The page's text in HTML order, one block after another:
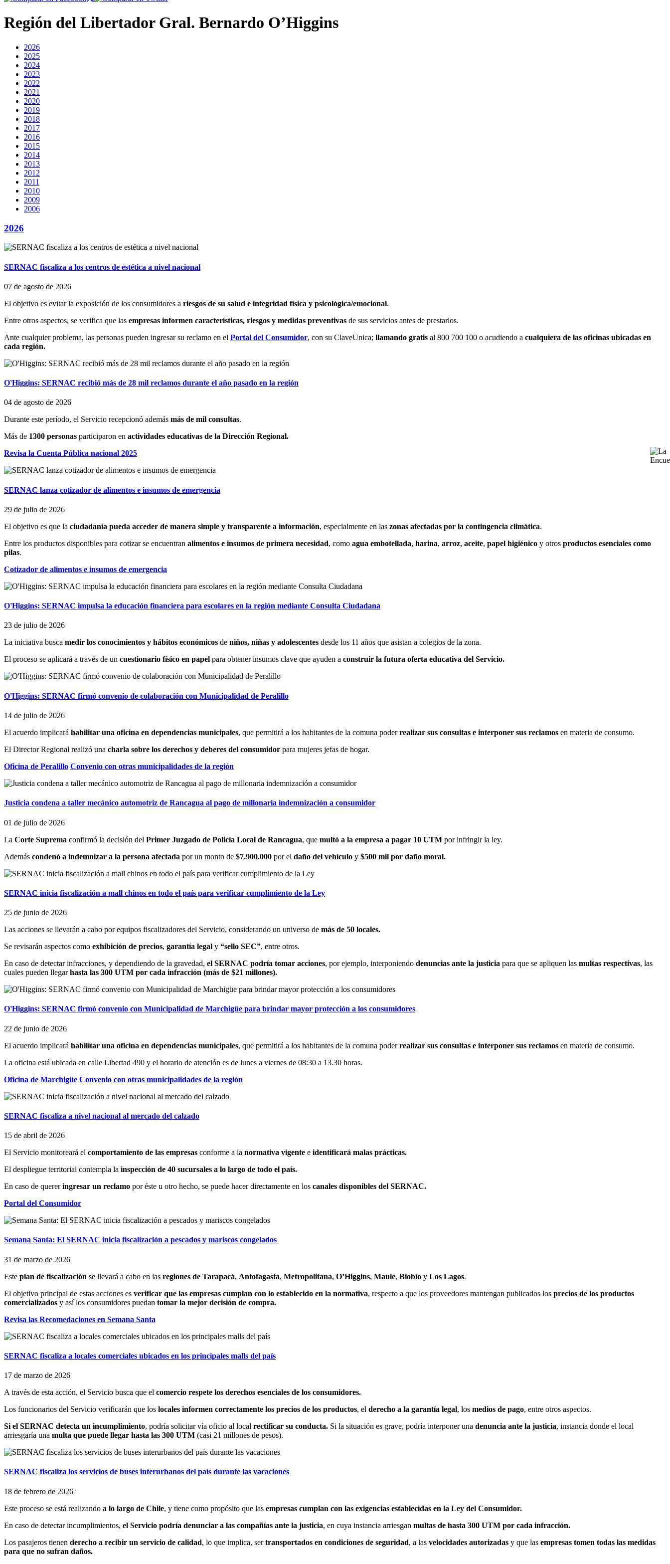
Región del Libertador Gral. Bernardo O’Higgins
2026
2025
2024
2023
2022
2021
2020
2019
2018
2017
2016
2015
2014
2013
2012
2011
2010
2009
2006
2026
SERNAC fiscaliza a los centros de estética a nivel nacional
07 de agosto de 2026
El objetivo es evitar la exposición de los consumidores a riesgos de su salud e integridad física y psicológica/emocional.
Entre otros aspectos, se verifica que las empresas informen características, riesgos y medidas preventivas de sus servicios antes de prestarlos.
Ante cualquier problema, las personas pueden ingresar su reclamo en el Portal del Consumidor, con su ClaveUnica; llamando gratis al 800 700 100 o acudiendo a cualquiera de las oficinas ubicadas en
cada región.
O'Higgins: SERNAC recibió más de 28 mil reclamos durante el año pasado en la región
04 de agosto de 2026
Durante este período, el Servicio recepcionó además más de mil consultas.
Más de 1300 personas participaron en actividades educativas de la Dirección Regional.
Revisa la Cuenta Pública nacional 2025
SERNAC lanza cotizador de alimentos e insumos de emergencia
29 de julio de 2026
El objetivo es que la ciudadanía pueda acceder de manera simple y transparente a información, especialmente en las zonas afectadas por la contingencia climática.
Entre los productos disponibles para cotizar se encuentran alimentos e insumos de primera necesidad, como agua embotellada, harina, arroz, aceite, papel higiénico y otros productos esenciales como
pilas.
Cotizador de alimentos e insumos de emergencia
O'Higgins: SERNAC impulsa la educación financiera para escolares en la región mediante Consulta Ciudadana
23 de julio de 2026
La iniciativa busca medir los conocimientos y hábitos económicos de niños, niñas y adolescentes desde los 11 años que asistan a colegios de la zona.
El proceso se aplicará a través de un cuestionario físico en papel para obtener insumos clave que ayuden a construir la futura oferta educativa del Servicio.
O'Higgins: SERNAC firmó convenio de colaboración con Municipalidad de Peralillo
14 de julio de 2026
El acuerdo implicará habilitar una oficina en dependencias municipales, que permitirá a los habitantes de la comuna poderrealizar sus consultas e interponer sus reclamos en materia de consumo.
El Director Regional realizó una charla sobre los derechos y deberes del consumidor para mujeres jefas de hogar.
Oficina de Peralillo Convenio con otras municipalidades de la región
Justicia condena a taller mecánico automotriz de Rancagua al pago de millonaria indemnización a consumidor
01 de julio de 2026
La Corte Suprema confirmó la decisión del Primer Juzgado de Policía Local de Rancagua, que multó a la empresa a pagar 10 UTM por infringir la ley.
Además condenó a indemnizar a la persona afectada por un monto de $7.900.000 por el daño del vehículo y $500 mil por daño moral.
SERNAC inicia fiscalización a mall chinos en todo el país para verificar cumplimiento de la Ley
25 de junio de 2026
Las acciones se llevarán a cabo por equipos fiscalizadores del Servicio, considerando un universo de más de 50 locales.
Se revisarán aspectos como exhibición de precios, garantía legal y “sello SEC”, entre otros.
En caso de detectar infracciones, y dependiendo de la gravedad, el SERNAC podría tomar acciones, por ejemplo, interponiendo denuncias ante la justicia para que se apliquen las multas respectivas, las
cuales pueden llegarhasta las 300 UTM por cada infracción (más de $21 millones).
O'Higgins: SERNAC firmó convenio con Municipalidad de Marchigüe para brindar mayor protección a los consumidores
22 de junio de 2026
El acuerdo implicará habilitar una oficina en dependencias municipales, que permitirá a los habitantes de la comuna poderrealizar sus consultas e interponer sus reclamos en materia de consumo.
La oficina está ubicada en calle Libertad 490 y el horario de atención es de lunes a viernes de 08:30 a 13.30 horas.
Oficina de Marchigüe Convenio con otras municipalidades de la región
SERNAC fiscaliza a nivel nacional al mercado del calzado
15 de abril de 2026
El Servicio monitoreará el comportamiento de las empresas conforme a la normativa vigente e identificará malas prácticas.
El despliegue territorial contempla la inspección de 40 sucursales a lo largo de todo el país.
En caso de quereringresar un reclamo por éste u otro hecho, se puede hacer directamente en los canales disponibles del SERNAC.
Portal del Consumidor
Semana Santa: El SERNAC inicia fiscalización a pescados y mariscos congelados
31 de marzo de 2026
Este plan de fiscalización se llevará a cabo en las regiones de Tarapacá, Antofagasta, Metropolitana, O’Higgins, Maule, Biobío y Los Lagos.
El objetivo principal de estas acciones es verificar que las empresas cumplan con lo establecido en la normativa, respecto a que los proveedores mantengan publicados los precios de los productos
comercializados y así los consumidores puedan tomar la mejor decisión de compra.
Revisa las Recomedaciones en Semana Santa
SERNAC fiscaliza a locales comerciales ubicados en los principales malls del país
17 de marzo de 2026
A través de esta acción, el Servicio busca que el comercio respete los derechos esenciales de los consumidores.
Los funcionarios del Servicio verificarán que los locales informen correctamente los precios de los productos, el derecho a la garantía legal, los medios de pago, entre otros aspectos.
Si el SERNAC detecta un incumplimiento, podría solicitar vía oficio al local rectificar su conducta. Si la situación es grave, podría interponer una denuncia ante la justicia, instancia donde el local
arriesgaría una multa que puede llegar hasta las 300 UTM (casi 21 millones de pesos).
SERNAC fiscaliza los servicios de buses interurbanos del país durante las vacaciones
18 de febrero de 2026
Este proceso se está realizando a lo largo de Chile, y tiene como propósito que las empresas cumplan con las exigencias establecidas en la Ley del Consumidor.
En caso de detectar incumplimientos, el Servicio podría denunciar a las compañías ante la justicia, en cuya instancia arriesgan multas de hasta 300 UTM por cada infracción.
Los pasajeros tienen derecho a recibir un servicio de calidad, lo que implica, sertransportados en condiciones de seguridad, a las velocidades autorizadas y que las empresas tomen todas las medidas
para que no sufran daños.